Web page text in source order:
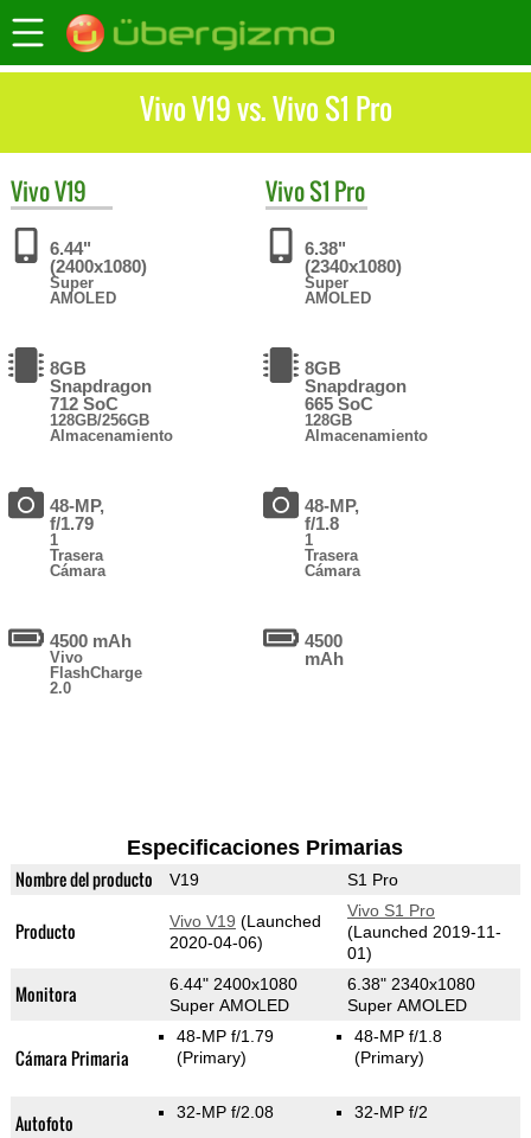
Vivo V19 vs. Vivo S1 Pro
VivoV19
6.44"
(2400x1080)
Super
AMOLED
8GB
Snapdragon
712 SoC
128GB/256GB
Almacenamiento
48-MP,
f/1.79
1
Trasera
Cámara
4500 mAh
Vivo
FlashCharge
2.0
VivoS1 Pro
6.38"
(2340x1080)
Super
AMOLED
8GB
Snapdragon
665 SoC
128GB
Almacenamiento
48-MP,
f/1.8
1
Trasera
Cámara
4500
mAh
Especificaciones Primarias
Nombre del producto V19 S1 Pro
Producto Vivo V19 (Launched
2020-04-06)
Vivo S1 Pro
(Launched 2019-11-
01)
Monitora
6.44" 2400x1080
Super AMOLED
6.38" 2340x1080
Super AMOLED
Cámara Primaria
48-MP f/1.79
(Primary)
48-MP f/1.8
(Primary)
Autofoto 32-MP f/2.08 32-MP f/2